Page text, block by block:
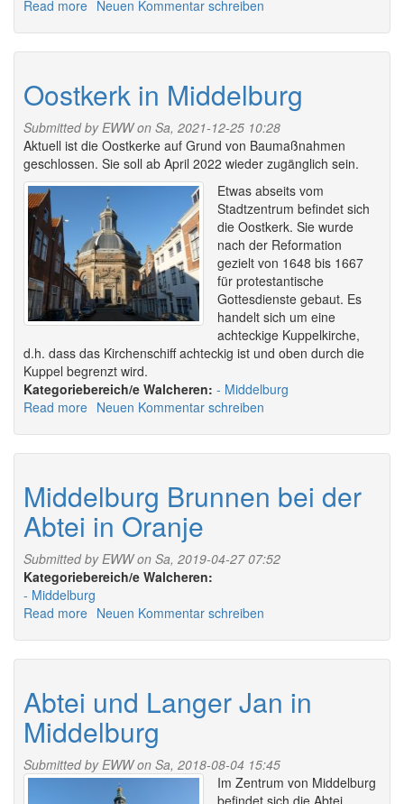
Read more about
Neuen Kommentar schreiben
Oostkerk in Middelburg
Submitted byEWWon Sa, 2021-12-25 10:28
Aktuell ist die Oostkerke auf Grund von Baumaßnahmen
geschlossen. Sie soll ab April 2022 wieder zugänglich sein.
Etwas abseits vom
Stadtzentrum befindet sich
die Oostkerk. Sie wurde
nach der Reformation
gezielt von 1648 bis 1667
für protestantische
Gottesdienste gebaut. Es
handelt sich um eine
achteckige Kuppelkirche,
d.h. dass das Kirchenschiff achteckig ist und oben durch die
Kuppel begrenzt wird.
Walcheren:
Middelburg
Read more about
Neuen Kommentar schreiben
Middelburg Brunnen bei der
Abtei in Oranje
Submitted byEWWon Sa, 2019-04-27 07:52
Walcheren:
Middelburg
Read more about
Abtei
Oranje
Neuen Kommentar schreiben
Abtei und Langer Jan in
Middelburg
Submitted byEWWon Sa, 2018-08-04 15:45
Im Zentrum von Middelburg